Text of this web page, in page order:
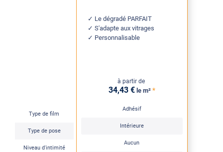
Type de film
Type de pose
Niveau d'intimité
Le dégradé PARFAIT
S'adapte aux vitrages
Personnalisable
à partir de
34,43 € le m² *
Adhésif
Intérieure
Aucun